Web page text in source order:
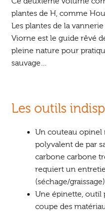
plantes de H, comme
Les plantes de la
Viorne est le guide rêvé
pleine nature pour
sauvage…
Les outils
Un couteau opinel
polyvalent de par
carbone carbone
requiert un
(séchage/
Une épinette, outil
coupe des